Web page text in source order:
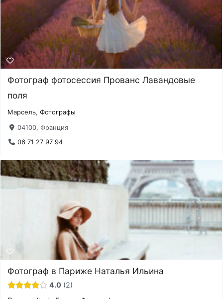
Фотограф фотосессия Прованс Лавандовые
поля
Марсель,Фотографы
04100, Франция
06 71 27 97 94
Фотограф в Париже Наталья Ильина
4.0 2